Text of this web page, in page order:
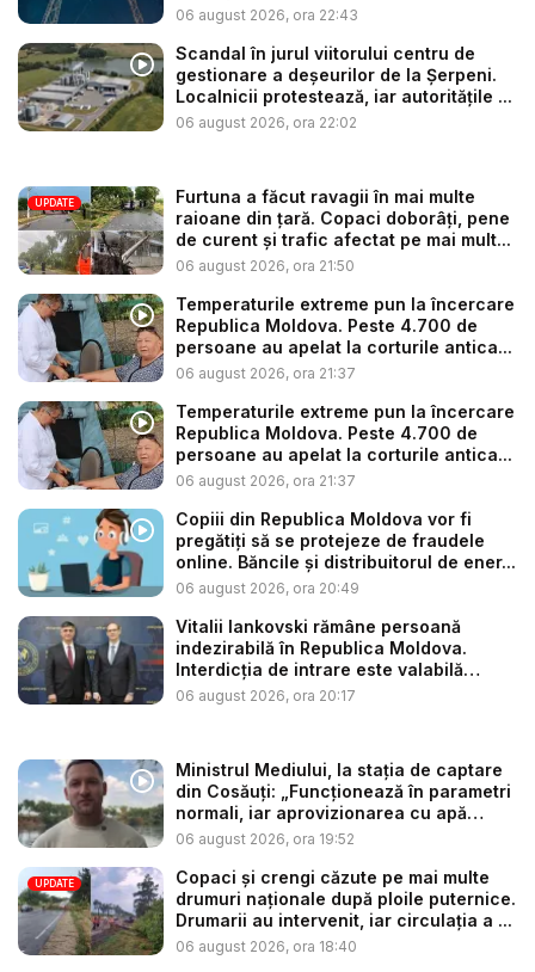
06 august 2026, ora 22:43
Scandal în jurul viitorului centru de
gestionare a deșeurilor de la Șerpeni.
Localnicii protestează, iar autoritățile ...
06 august 2026, ora 22:02
UPDATE
Furtuna a făcut ravagii în mai multe
raioane din țară. Copaci doborâți, pene
de curent și trafic afectat pe mai mult...
06 august 2026, ora 21:50
Temperaturile extreme pun la încercare
Republica Moldova. Peste 4.700 de
persoane au apelat la corturile antica...
06 august 2026, ora 21:37
Temperaturile extreme pun la încercare
Republica Moldova. Peste 4.700 de
persoane au apelat la corturile antica...
06 august 2026, ora 21:37
Copiii din Republica Moldova vor fi
pregătiți să se protejeze de fraudele
online. Băncile și distribuitorul de ener...
06 august 2026, ora 20:49
Vitalii Iankovski rămâne persoană
indezirabilă în Republica Moldova.
Interdicția de intrare este valabilă
până...
06 august 2026, ora 20:17
Ministrul Mediului, la stația de captare
din Cosăuți: „Funcționează în parametri
normali, iar aprovizionarea cu apă
este...
06 august 2026, ora 19:52
UPDATE
Copaci și crengi căzute pe mai multe
drumuri naționale după ploile puternice.
Drumarii au intervenit, iar circulația a ...
06 august 2026, ora 18:40